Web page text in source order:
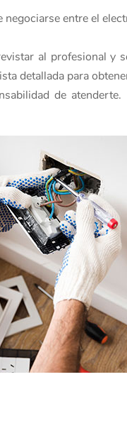
negociarse entre el
al profesional y
detallada para
de